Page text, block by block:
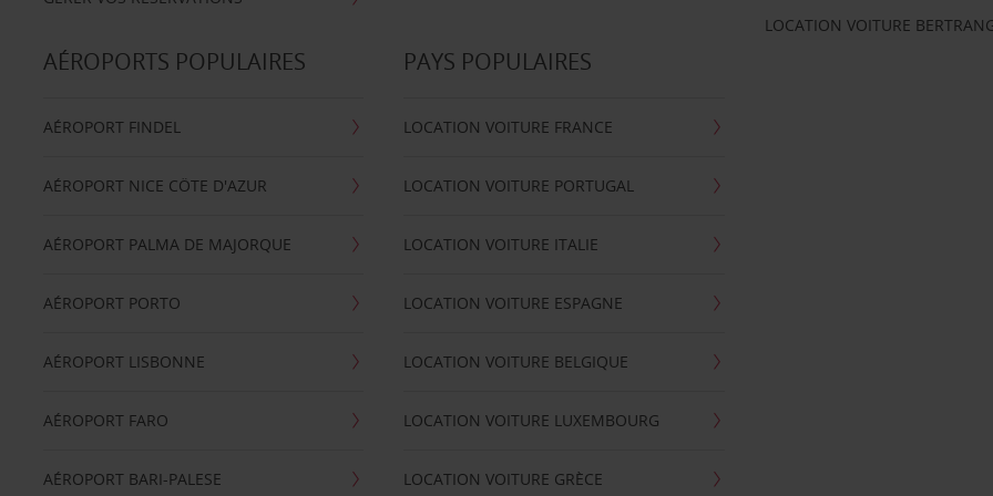
LOCATION VOITURE
AÉROPORTS POPULAIRES
AÉROPORT FINDEL
AÉROPORT NICE CÖTE D'AZUR
AÉROPORT PALMA DE MAJORQUE
AÉROPORT PORTO
AÉROPORT LISBONNE
AÉROPORT FARO
AÉROPORT BARI-PALESE
PAYS POPULAIRES
LOCATION VOITURE FRANCE
LOCATION VOITURE PORTUGAL
LOCATION VOITURE ITALIE
LOCATION VOITURE ESPAGNE
LOCATION VOITURE BELGIQUE
LOCATION VOITURE LUXEMBOURG
LOCATION VOITURE GRÈCE